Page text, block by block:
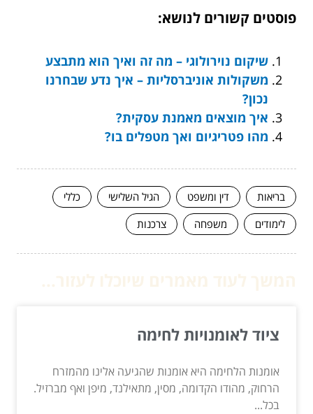
פוסטים קשורים לנושא:
שיקום נוירולוגי – מה זה ואיך הוא מתבצע
משקולות אוניברסליות – איך נדע שבחרנו
נכון?
איך מוצאים מאמנת עסקית?
מהו פטריגיום ואך מטפלים בו?
בריאות דין ומשפט הגיל השלישי
כללי
לימודים
משפחה צרכנות
ציוד לאומנויות לחימה
אומנות הלחימה היא אומנות שהגיעה אלינו מהמזרח
הרחוק, מהודו הקדומה, מסין, מתאילנד, מיפן ואף מברזיל.
בכל...